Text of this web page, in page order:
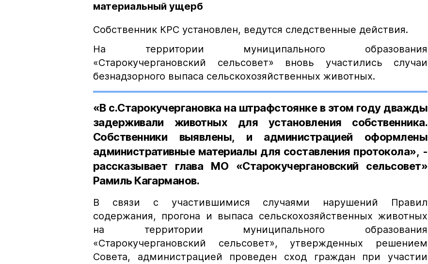
материальный ущерб
Собственник КРС установлен, ведутся следственные действия.
На территории муниципального образования
«Старокучергановский сельсовет» вновь участились случаи
безнадзорного выпаса сельскохозяйственных животных.
«В с.Старокучергановка на штрафстоянке в этом году дважды
задерживали животных для установления собственника.
Собственники выявлены, и администрацией оформлены
административные материалы для составления протокола», -
рассказывает глава МО «Старокучергановский сельсовет»
Рамиль Кагарманов.
В связи с участившимися случаями нарушений Правил
содержания, прогона и выпаса сельскохозяйственных животных
на территории муниципального образования
«Старокучергановский сельсовет», утвержденных решением
Совета, администрацией проведен сход граждан при участии